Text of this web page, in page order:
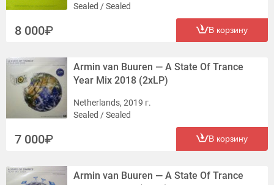
Sealed / Sealed
8 000 В корзину
Armin van Buuren — A State Of Trance
Year Mix 2018 (2xLP)
Netherlands, 2019 г.
Sealed / Sealed
7 000 В корзину
Armin van Buuren — A State Of Trance